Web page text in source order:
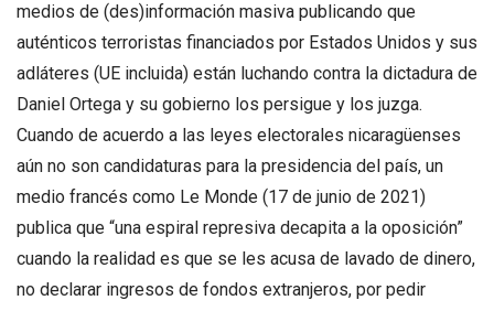
medios de (des)información masiva publicando que
auténticos terroristas financiados por Estados Unidos y sus
adláteres (UE incluida) están luchando contra la dictadura de
Daniel Ortega y su gobierno los persigue y los juzga.
Cuando de acuerdo a las leyes electorales nicaragüenses
aún no son candidaturas para la presidencia del país, un
medio francés como Le Monde (17 de junio de 2021)
publica que “una espiral represiva decapita a la oposición”
cuando la realidad es que se les acusa de lavado de dinero,
no declarar ingresos de fondos extranjeros, por pedir